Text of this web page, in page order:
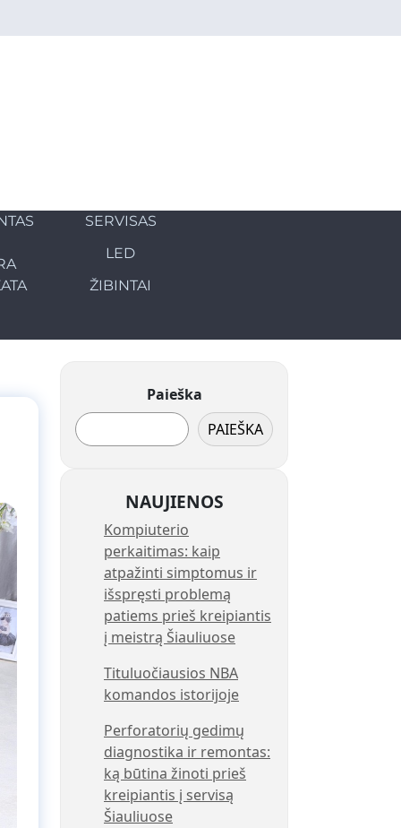
SERVISAS
LED
ŽIBINTAI
Paieška
PAIEŠKA
NAUJIENOS
Kompiuterio
perkaitimas: kaip
atpažinti simptomus ir
išspręsti problemą
patiems prieš kreipiantis
į meistrą Šiauliuose
Tituluočiausios NBA
komandos istorijoje
Perforatorių gedimų
diagnostika ir remontas:
ką būtina žinoti prieš
kreipiantis į servisą
Šiauliuose